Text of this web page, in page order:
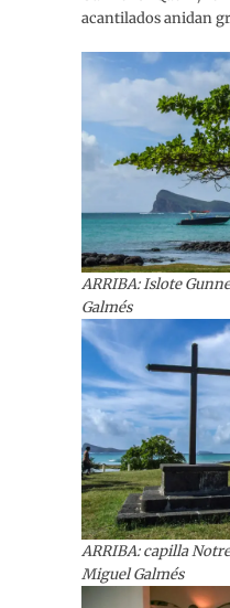
acantilados anidan
ARRIBA: Islote
Galmés
ARRIBA: capilla
Miguel Galmés